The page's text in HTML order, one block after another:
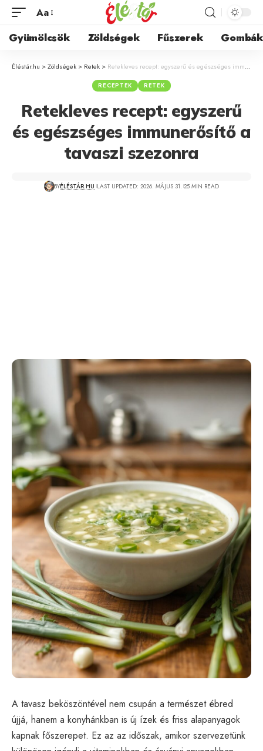
Aa
Gyümölcsök Zöldségek Fűszerek Gombák
Éléstár.hu >Zöldségek > Retek > Retekleves recept: egyszerű és egészséges immunerősítő a tavaszi szezonra
RECEPTEK RETEK
Retekleves recept: egyszerű
és egészséges immunerősítő a
tavaszi szezonra
BYÉLÉSTÁR.HU LAST UPDATED: 2026. MÁJUS 31. 25 MIN READ
A tavasz beköszöntével nem csupán a természet ébred
újjá, hanem a konyhánkban is új ízek és friss alapanyagok
kapnak főszerepet. Ez az az időszak, amikor szervezetünk